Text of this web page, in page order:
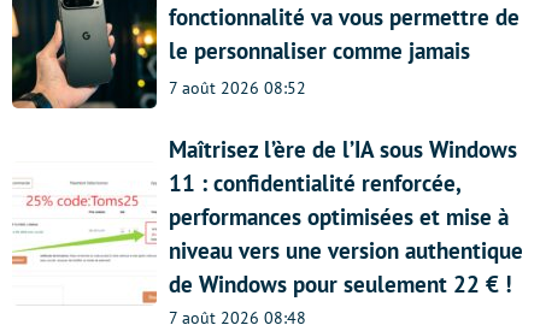
fonctionnalité va vous permettre de
le personnaliser comme jamais
7 août 2026 08:52
Maîtrisez l’ère de l’IA sous Windows
11 : confidentialité renforcée,
performances optimisées et mise à
niveau vers une version authentique
de Windows pour seulement 22 € !
7 août 2026 08:48